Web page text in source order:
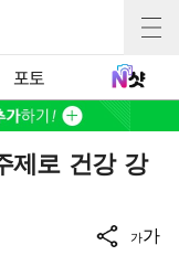
포토
제로 건강 강
가가